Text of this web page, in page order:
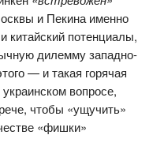
и Пекина именно
китайский потенциалы,
дилемму западно-
— и такая горячая
вопросе,
чтобы «ущучить»
«фишки»